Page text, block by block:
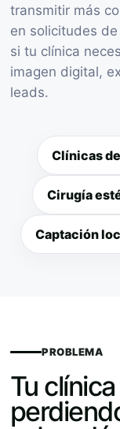
transmitir más
en solicitudes
si tu clínica
imagen digital,
leads.
Clínicas
Cirugía
Captación
PROBLEMA
Tu